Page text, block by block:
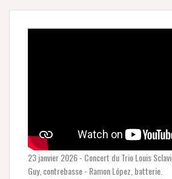
23 janvier 2026 - Concert du Trio Louis
Guy, contrebasse - Ramon López, batterie.